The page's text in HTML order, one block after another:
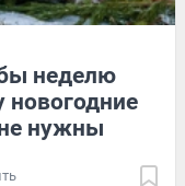
неделю
новогодние
нужны